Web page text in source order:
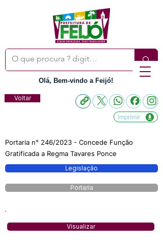
Olá, Bem-vindo a Feijó!
Voltar
Imprimir
Portaria n° 246/2023 - Concede Função
Gratificada a Regma Tavares Ponce
Legislação
Portaria
Visualizar